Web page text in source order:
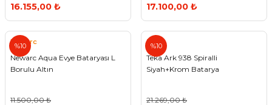
16.155,00 ₺ 17.100,00 ₺
%10
Newarc
Newarc Aqua Evye Bataryası L
Borulu Altın
11.500,00 ₺
%10
Teka
Teka Ark 938 Spiralli
Siyah+Krom Batarya
21.269,00 ₺